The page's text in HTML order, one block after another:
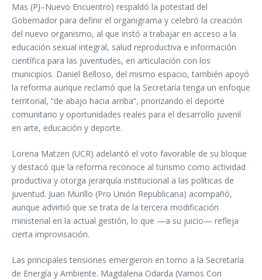
Mas (PJ–Nuevo Encuentro) respaldó la potestad del
Gobernador para definir el organigrama y celebró la creación
del nuevo organismo, al que instó a trabajar en acceso a la
educación sexual integral, salud reproductiva e información
científica para las juventudes, en articulación con los
municipios. Daniel Belloso, del mismo espacio, también apoyó
la reforma aunque reclamó que la Secretaría tenga un enfoque
territorial, “de abajo hacia arriba”, priorizando el deporte
comunitario y oportunidades reales para el desarrollo juvenil
en arte, educación y deporte.
Lorena Matzen (UCR) adelantó el voto favorable de su bloque
y destacó que la reforma reconoce al turismo como actividad
productiva y otorga jerarquía institucional a las políticas de
juventud. Juan Murillo (Pro Unión Republicana) acompañó,
aunque advirtió que se trata de la tercera modificación
ministerial en la actual gestión, lo que —a su juicio— refleja
cierta improvisación.
Las principales tensiones emergieron en torno a la Secretaría
de Energía y Ambiente. Magdalena Odarda (Vamos Con